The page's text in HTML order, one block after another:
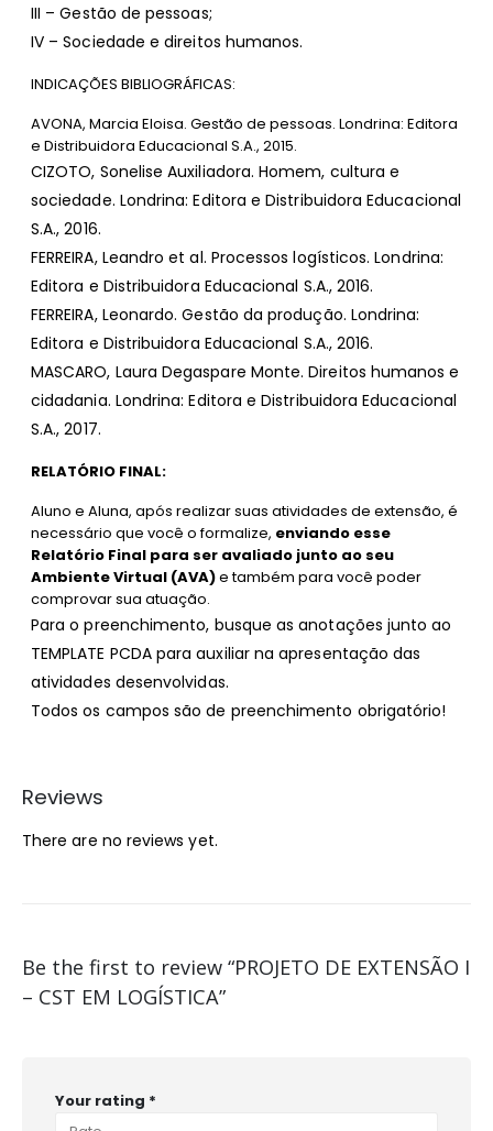
III – Gestão de pessoas;
IV – Sociedade e direitos humanos.
INDICAÇÕES BIBLIOGRÁFICAS:
AVONA, Marcia Eloisa. Gestão de pessoas. Londrina: Editora
e Distribuidora Educacional S.A., 2015.
CIZOTO, Sonelise Auxiliadora. Homem, cultura e
sociedade. Londrina: Editora e Distribuidora Educacional
S.A., 2016.
FERREIRA, Leandro et al. Processos logísticos. Londrina:
Editora e Distribuidora Educacional S.A., 2016.
FERREIRA, Leonardo. Gestão da produção. Londrina:
Editora e Distribuidora Educacional S.A., 2016.
MASCARO, Laura Degaspare Monte. Direitos humanos e
cidadania. Londrina: Editora e Distribuidora Educacional
S.A., 2017.
RELATÓRIO FINAL:
Aluno e Aluna, após realizar suas atividades de extensão, é
necessário que você o formalize, enviando esse
Relatório Final para ser avaliado junto ao seu
Ambiente Virtual (AVA)e também para você poder
comprovar sua atuação.
Para o preenchimento, busque as anotações junto ao
TEMPLATE PCDA para auxiliar na apresentação das
atividades desenvolvidas.
Todos os campos são de preenchimento obrigatório!
Reviews
There are no reviews yet.
Be the first to review “PROJETO DE EXTENSÃO I
– CST EM LOGÍSTICA”
Your rating *
Ajuda e Suporte
Contato Via WhatsApp